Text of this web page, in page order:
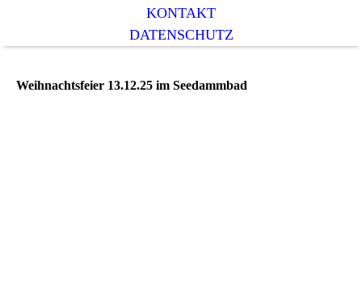
KONTAKT
DATENSCHUTZ
Weihnachtsfeier 13.12.25 im Seedammbad